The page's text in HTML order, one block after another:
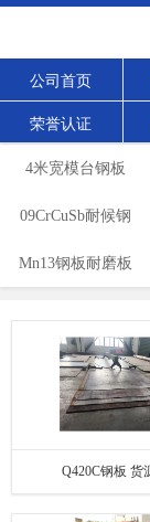
公司首页
荣誉认证
4米宽模台钢板
09CrCuSb耐候钢
Mn13钢板耐磨板
Q420C钢板 货